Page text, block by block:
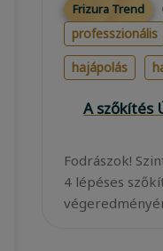
Frizura Trend
professzionális
hajápolás
A szőkítés
Fodrászok!
4 lépéses